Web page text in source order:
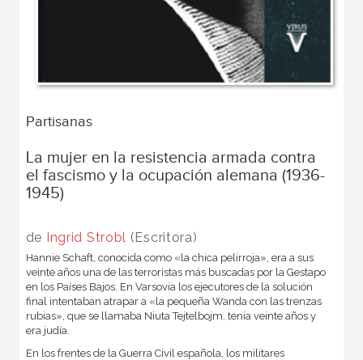
Partisanas
La mujer en la resistencia armada contra
el fascismo y la ocupación alemana (1936-
1945)
de Ingrid Strobl (Escritora)
Hannie Schaft, conocida como «la chica pelirroja», era a sus
veinte años una de las terroristas más buscadas por la Gestapo
en los Países Bajos. En Varsovia los ejecutores de la solución
final intentaban atrapar a «la pequeña Wanda con las trenzas
rubias», que se llamaba Niuta Tejtelbojm, tenía veinte años y
era judía.
En los frentes de la Guerra Civil española, los militares